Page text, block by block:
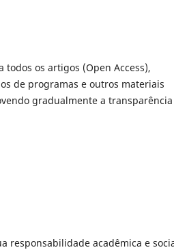
todos os artigos (Open Access),
de programas e outros materiais
gradualmente a
responsabilidade acadêmica e